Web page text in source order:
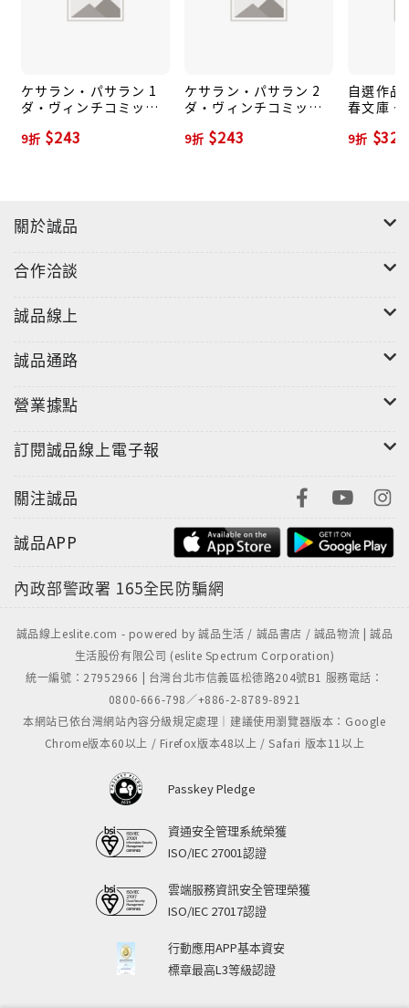
ケサラン・パサラン 1
ダ・ヴィンチコミック
9折 $243
ケサラン・パサラン 2
ダ・ヴィンチコミック
9折 $243
自選作品
春文庫
9折 $328
關於誠品
合作洽談
誠品線上
誠品通路
營業據點
訂閱誠品線上電子報
關注誠品
誠品APP
內政部警政署 165全民防騙網
誠品線上eslite.com - powered by 誠品生活 / 誠品書店 / 誠品物流 | 誠品
生活股份有限公司 (eslite Spectrum Corporation)
統一編號：27952966 | 台灣台北市信義區松德路204號B1 服務電話：
0800-666-798／+886-2-8789-8921
本網站已依台灣網站內容分級規定處理｜建議使用瀏覽器版本：Google
Chrome版本60以上 / Firefox版本48以上 / Safari 版本11以上
Passkey Pledge
資通安全管理系統榮獲
ISO/IEC 27001認證
雲端服務資訊安全管理榮獲
ISO/IEC 27017認證
行動應用APP基本資安
標章最高L3等級認證